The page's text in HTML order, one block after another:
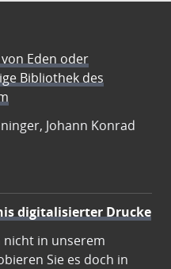
Eden oder
Bibliothek des
Johann Konrad
digitalisierter Drucke
nicht in unserem
Sie es doch in